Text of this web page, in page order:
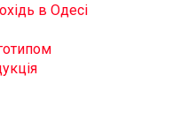
в Одесі